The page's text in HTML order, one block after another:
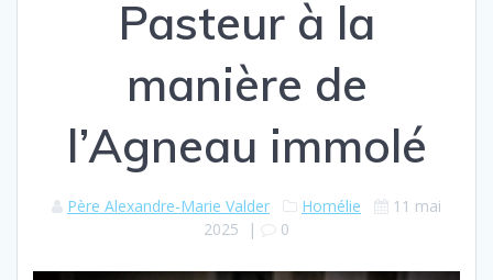
Pasteur à la
manière de
l’Agneau immolé
Père Alexandre-Marie Valder Homélie
11 mai
2025 | 0